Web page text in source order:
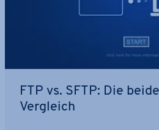
FTP vs. SFTP: Die
Vergleich